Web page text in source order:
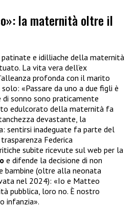
la maternità oltre il
e idilliache della maternità
La vita vera dell’ex
profonda con il marito
solo: «Passare da uno a due figli è
sonno sono praticamente
edulcorato della maternità fa
devastante, la
sentirsi inadeguate fa parte del
Federica
subite ricevute sul web per la
e difende la decisione di non
bambine (oltre alla neonata
nel 2024): «Io e Matteo
pubblica, loro no. È nostro
infanzia».